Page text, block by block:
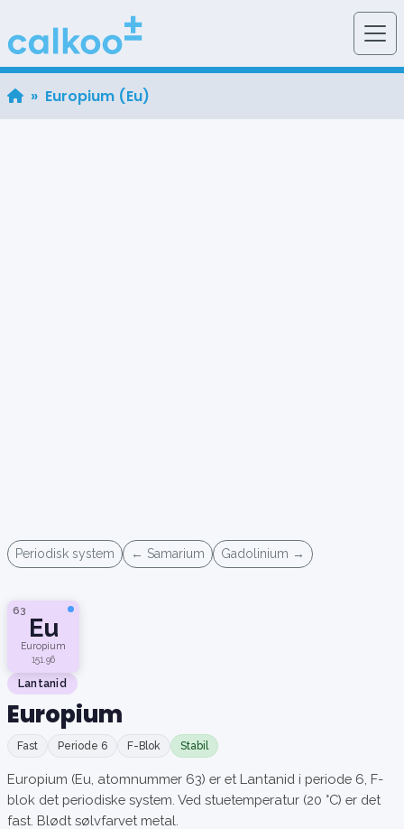
» Europium (Eu)
Periodisk system ← Samarium Gadolinium →
63
Eu
Europium
151.96
Lantanid
Europium
Fast Periode 6 F-Blok Stabil
Europium (Eu, atomnummer 63) er et Lantanid i periode 6, F-
blok det periodiske system. Ved stuetemperatur (20 °C) er det
fast. Blødt sølvfarvet metal.